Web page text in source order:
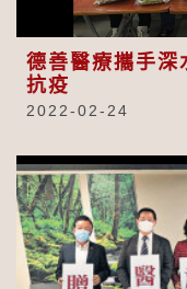
德善醫療攜手深
抗疫
2022-02-24